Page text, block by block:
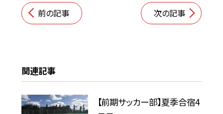
前の記事 次の記事
関連記事
【前期サッカー部】夏季合宿4